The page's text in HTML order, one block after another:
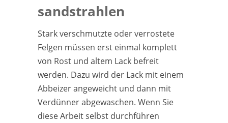
sandstrahlen
Stark verschmutzte oder verrostete
Felgen müssen erst einmal komplett
von Rost und altem Lack befreit
werden. Dazu wird der Lack mit einem
Abbeizer angeweicht und dann mit
Verdünner abgewaschen. Wenn Sie
diese Arbeit selbst durchführen